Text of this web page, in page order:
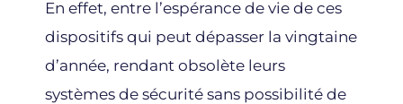
En effet, entre l’espérance de vie de ces
dispositifs qui peut dépasser la vingtaine
d’année, rendant obsolète leurs
systèmes de sécurité sans possibilité de